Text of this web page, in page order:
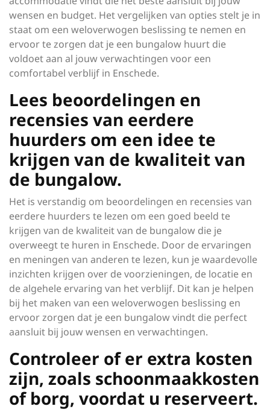
wensen en budget. Het vergelijken van opties stelt je in
staat om een weloverwogen beslissing te nemen en
ervoor te zorgen dat je een bungalow huurt die
voldoet aan al jouw verwachtingen voor een
comfortabel verblijf in Enschede.
Lees beoordelingen en
recensies van eerdere
huurders om een idee te
krijgen van de kwaliteit van
de bungalow.
Het is verstandig om beoordelingen en recensies van
eerdere huurders te lezen om een goed beeld te
krijgen van de kwaliteit van de bungalow die je
overweegt te huren in Enschede. Door de ervaringen
en meningen van anderen te lezen, kun je waardevolle
inzichten krijgen over de voorzieningen, de locatie en
de algehele ervaring van het verblijf. Dit kan je helpen
bij het maken van een weloverwogen beslissing en
ervoor zorgen dat je een bungalow vindt die perfect
aansluit bij jouw wensen en verwachtingen.
Controleer of er extra kosten
zijn, zoals schoonmaakkosten
of borg, voordat u reserveert.